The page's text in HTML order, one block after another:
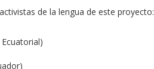
de la lengua de este proyecto: